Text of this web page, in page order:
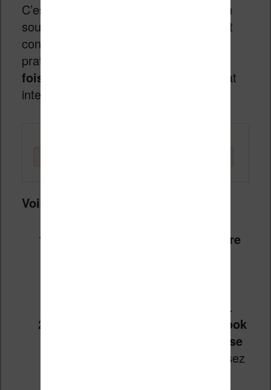
C’est la méthode la plus simple, et bien
souvent la plus efficace. Le principe est
contre-intuitif, mais redoutablement
pratique : on va convertir le livre
fois de suite
, en passant par un format
intermédiaire.
Voici comment procéder
Identifiez le format natif de votre
Vivlio prennent en charge l’EPUB.
Convertissez d’abord votre ebook
dans un format que votre liseuse
par exemple, choisissez